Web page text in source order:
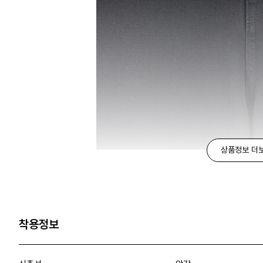
상품정보 더
착용정보